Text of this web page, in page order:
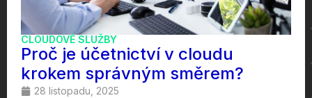
CLOUDOVÉ SLUŽBY
Proč je účetnictví v cloudu
krokem správným směrem?
28 listopadu, 2025